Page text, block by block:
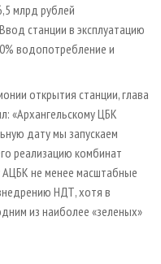
млрд рублей
станции в эксплуатацию
водопотребление и
открытия станции, глава
«Архангельскому ЦБК
дату мы запускаем
реализацию комбинат
АЦБК не менее масштабные
НДТ, хотя в
из наиболее «зеленых»